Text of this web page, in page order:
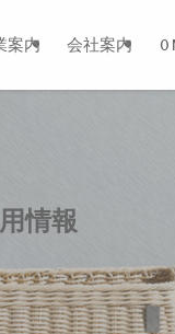
案内 会社案内
情報